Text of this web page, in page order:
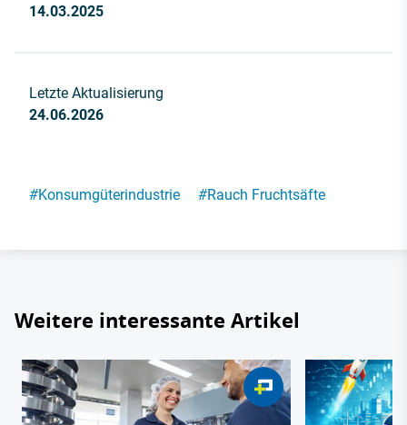
14.03.2025
Letzte Aktualisierung
24.06.2026
#Konsumgüterindustrie #Rauch Fruchtsäfte
Weitere interessante Artikel